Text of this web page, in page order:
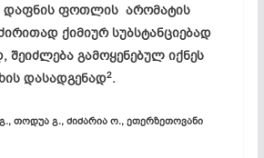
დაფნის ფოთლის არომატის
ქიმიურ სუბსტანციებად
შეიძლება გამოყენებულ იქნეს
დასადგენად2.
გ., თოდუა გ., ძიძარია ო., ეთერზეთოვანი